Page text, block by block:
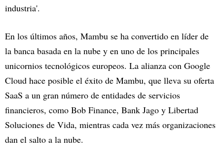
industria'.
En los últimos años, Mambu se ha convertido en líder de
la banca basada en la nube y en uno de los principales
unicornios tecnológicos europeos. La alianza con Google
Cloud hace posible el éxito de Mambu, que lleva su oferta
SaaS a un gran número de entidades de servicios
financieros, como Bob Finance, Bank Jago y Libertad
Soluciones de Vida, mientras cada vez más organizaciones
dan el salto a la nube.